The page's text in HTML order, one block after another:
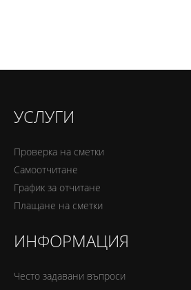
УСЛУГИ
Проверка на сметки
Самоотчитане
График за отчитане
Плащане на сметки
ИНФОРМАЦИЯ
Често задавани въпроси